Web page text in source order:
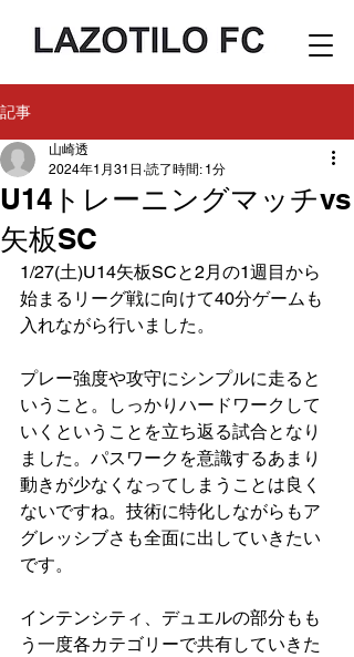
記事
U14トレーニングマッチvs
矢板SC
山崎透
2024年1月31日 読了時間: 1分
1/27(土)U14矢板SCと2月の1週目から
始まるリーグ戦に向けて40分ゲームも
入れながら行いました。
プレー強度や攻守にシンプルに走ると
いうこと。しっかりハードワークして
いくということを立ち返る試合となり
ました。パスワークを意識するあまり
動きが少なくなってしまうことは良く
ないですね。技術に特化しながらもア
グレッシブさも全面に出していきたい
です。
インテンシティ、デュエルの部分もも
う一度各カテゴリーで共有していきた